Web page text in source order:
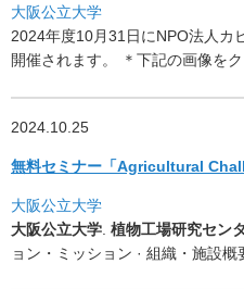
大阪公立大学
2024年度10月31日にNPO法人カ
開催されます。 ＊下記の画像を
2024.10.25
無料セミナー「Agricultural
大阪公立大学
大阪公立大学 植物工場研究セン
ョン・ミッション · 組織・施設概